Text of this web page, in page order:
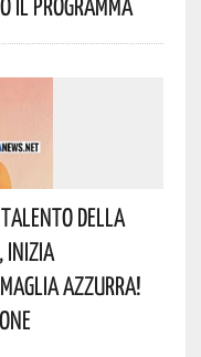
Talento Della
Inizia
Azzurra!